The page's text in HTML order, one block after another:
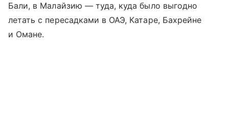
Бали, в Малайзию — туда, куда было выгодно
летать с пересадками в ОАЭ, Катаре, Бахрейне
и Омане.